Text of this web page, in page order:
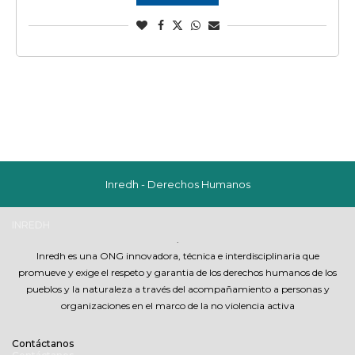
Inredh - Derechos Humanos
Inredh es una ONG innovadora, técnica e interdisciplinaria que
promueve y exige el respeto y garantia de los derechos humanos de los
pueblos y la naturaleza a través del acompañamiento a personas y
organizaciones en el marco de la no violencia activa
Contáctanos